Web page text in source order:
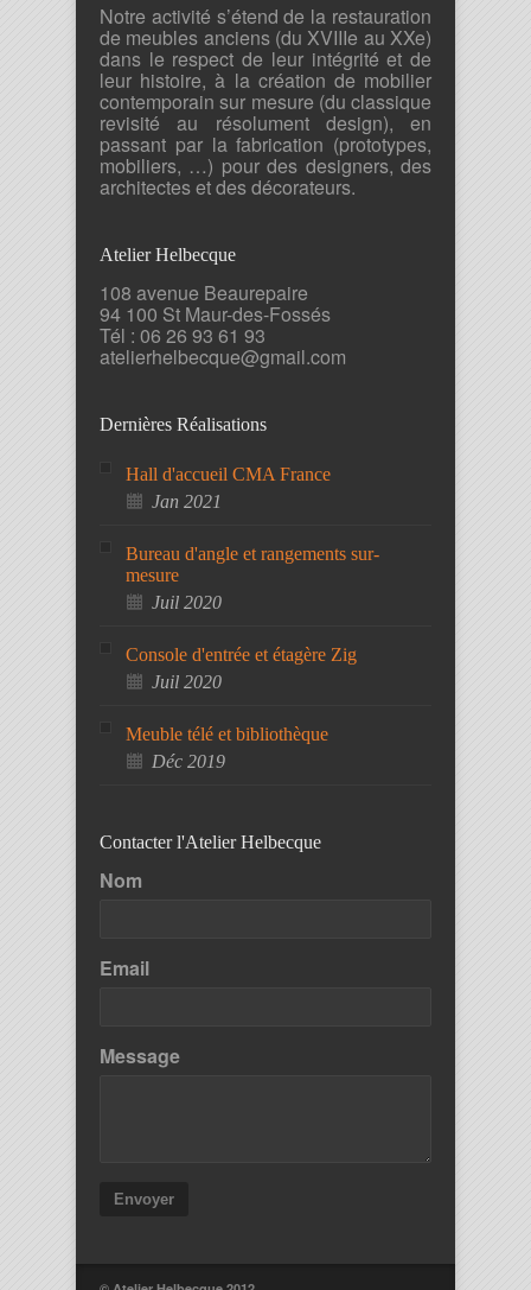
Notre activité s’étend de la restauration
de meubles anciens (du XVIIIe au XXe)
dans le respect de leur intégrité et de
leur histoire, à la création de mobilier
contemporain sur mesure (du classique
revisité au résolument design), en
passant par la fabrication (prototypes,
mobiliers, …) pour des designers, des
architectes et des décorateurs.
Atelier Helbecque
108 avenue Beaurepaire
94 100 St Maur-des-Fossés
Tél : 06 26 93 61 93
atelierhelbecque@gmail.com
Dernières Réalisations
Hall d'accueil CMA France
Jan 2021
Bureau d'angle et rangements sur-
mesure
Juil 2020
Console d'entrée et étagère Zig
Juil 2020
Meuble télé et bibliothèque
Déc 2019
Contacter l'Atelier Helbecque
Nom
Email
Message
Envoyer